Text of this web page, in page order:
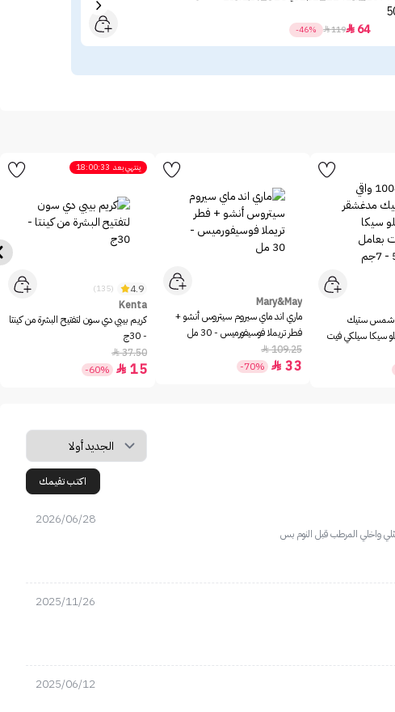
64

119

-46%
واقي شمس ستيك
سيكا سيلكي فيت
Mary&May
ماري اند ماي سيروم سيتروس أنشو +
فطر تريملا فوسيفورميس - 30 مل
109.25

33

-70%
ينتهي بعد 18:00:33
4.9
(135)
Kenta
كريم بيبي دي سون لتفتيح البشرة من كينتا
- 30ج
37.50

15

-60%
اكتب تقيمك
2026/06/28
واخلي المرطب قبل النوم بس
2025/11/26
2025/06/12